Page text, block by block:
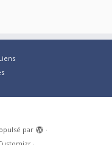
par
·